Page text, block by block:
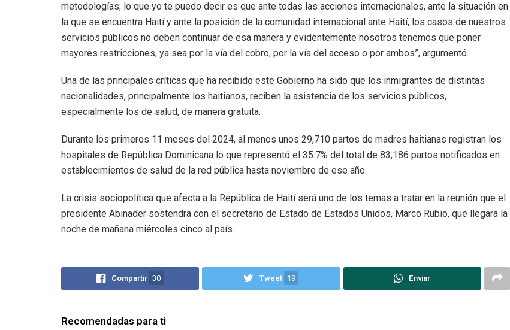
metodologías; lo que yo te puedo decir es que ante todas las acciones internacionales, ante la situación en
la que se encuentra Haití y ante la posición de la comunidad internacional ante Haití, los casos de nuestros
servicios públicos no deben continuar de esa manera y evidentemente nosotros tenemos que poner
mayores restricciones, ya sea por la vía del cobro, por la vía del acceso o por ambos”, argumentó.
Una de las principales críticas que ha recibido este Gobierno ha sido que los inmigrantes de distintas
nacionalidades, principalmente los haitianos, reciben la asistencia de los servicios públicos,
especialmente los de salud, de manera gratuita.
Durante los primeros 11 meses del 2024, al menos unos 29,710 partos de madres haitianas registran los
hospitales de República Dominicana lo que representó el 35.7% del total de 83,186 partos notificados en
establecimientos de salud de la red pública hasta noviembre de ese año.
La crisis sociopolítica que afecta a la República de Haití será uno de los temas a tratar en la reunión que el
presidente Abinader sostendrá con el secretario de Estado de Estados Unidos, Marco Rubio, que llegará la
noche de mañana miércoles cinco al país.
Compartir 30 Tweet 19 Enviar
Recomendadas para ti